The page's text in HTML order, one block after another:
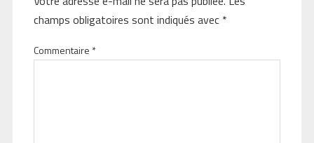
champs obligatoires sont indiqués avec *
Commentaire *